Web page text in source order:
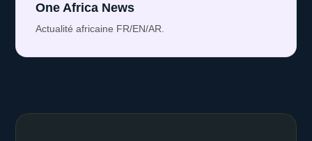
One Africa News
Actualité africaine FR/EN/AR.